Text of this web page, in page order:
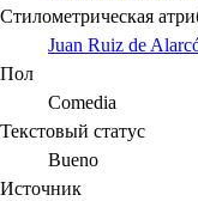
Стилометрическая
Juan Ruiz de
Пол
Comedia
Текстовый статус
Bueno
Источник